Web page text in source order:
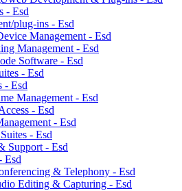
- Esd
plug-ins - Esd
Management - Esd
Management - Esd
Software - Esd
- Esd
- Esd
Management - Esd
- Esd
- Esd
- Esd
Support - Esd
Esd
& Telephony - Esd
Editing & Capturing - Esd